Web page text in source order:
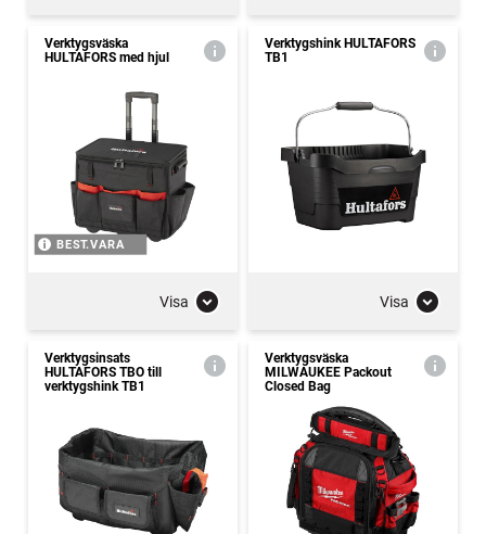
Verktygsväska
HULTAFORS med hjul
BEST.VARA
Visa
Verktygshink HULTAFORS
TB1
Visa
Verktygsinsats
HULTAFORS TBO till
verktygshink TB1
Verktygsväska
MILWAUKEE Packout
Closed Bag